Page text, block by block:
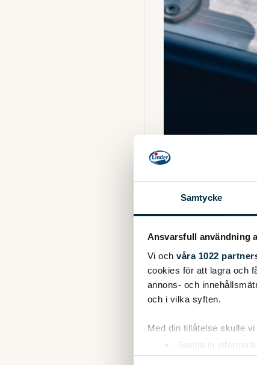
Samtycke
Ansvarsfull användning
Vi och våra 1022
cookies för att lagra och
annons- och
och i vilka syften.
Med din tillåtelse skulle
Samla in
Identifiera din
Eloxerad aluminium 165
Distansrör, rostfri insex
Säljes styckvis.